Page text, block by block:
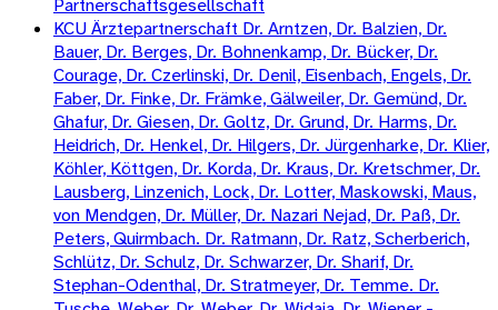
Partnerschaftsgesellschaft
KCU Ärztepartnerschaft Dr. Arntzen, Dr. Balzien, Dr.
Bauer, Dr. Berges, Dr. Bohnenkamp, Dr. Bücker, Dr.
Courage, Dr. Czerlinski, Dr. Denil, Eisenbach, Engels, Dr.
Faber, Dr. Finke, Dr. Främke, Gälweiler, Dr. Gemünd, Dr.
Ghafur, Dr. Giesen, Dr. Goltz, Dr. Grund, Dr. Harms, Dr.
Heidrich, Dr. Henkel, Dr. Hilgers, Dr. Jürgenharke, Dr. Klier,
Köhler, Köttgen, Dr. Korda, Dr. Kraus, Dr. Kretschmer, Dr.
Lausberg, Linzenich, Lock, Dr. Lotter, Maskowski, Maus,
von Mendgen, Dr. Müller, Dr. Nazari Nejad, Dr. Paß, Dr.
Peters, Quirmbach. Dr. Ratmann, Dr. Ratz, Scherberich,
Schlütz, Dr. Schulz, Dr. Schwarzer, Dr. Sharif, Dr.
Stephan-Odenthal, Dr. Stratmeyer, Dr. Temme. Dr.